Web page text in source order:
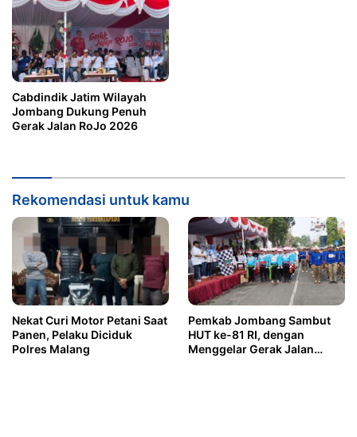
Cabdindik Jatim Wilayah
Jombang Dukung Penuh
Gerak Jalan RoJo 2026
Rekomendasi untuk kamu
Nekat Curi Motor Petani Saat
Panen, Pelaku Diciduk
Polres Malang
Pemkab Jombang Sambut
HUT ke-81 RI, dengan
Menggelar Gerak Jalan